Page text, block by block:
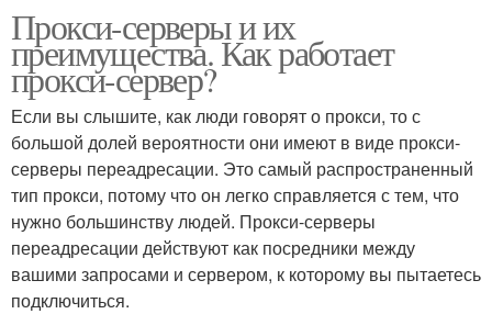
Прокси-серверы и их
преимущества. Как работает
прокси-сервер?
Если вы слышите, как люди говорят о прокси, то с
большой долей вероятности они имеют в виде прокси-
серверы переадресации. Это самый распространенный
тип прокси, потому что он легко справляется с тем, что
нужно большинству людей. Прокси-серверы
переадресации действуют как посредники между
вашими запросами и сервером, к которому вы пытаетесь
подключиться.